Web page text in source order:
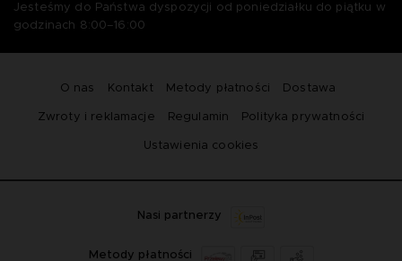
Jesteśmy do Państwa dyspozycji od poniedziałku do piątku w
godzinach 8:00–16:00
O nas Kontakt Metody płatności Dostawa
Zwroty i reklamacje Regulamin Polityka prywatności
Ustawienia cookies
Nasi partnerzy
Metody płatności